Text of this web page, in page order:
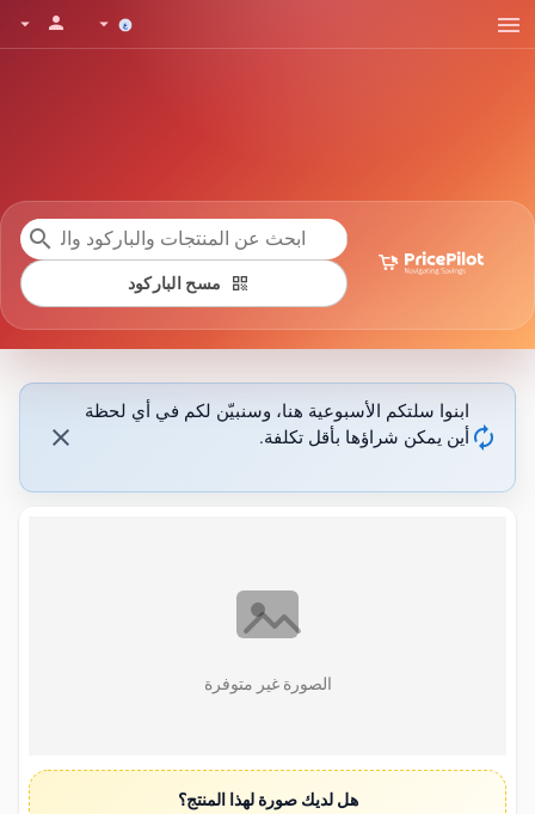
menu
arrow_drop_down
person
arrow_drop_down
search
qr_code مسح الباركود
autorenew
ابنوا سلتكم الأسبوعية هنا، وسنبيّن لكم في أي لحظة
أين يمكن شراؤها بأقل تكلفة.
close
الصورة غير متوفرة
هل لديك صورة لهذا المنتج؟